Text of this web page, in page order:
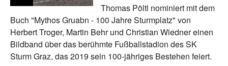
Thomas Pöltl nominiert mit dem
Buch "Mythos Gruabn - 100 Jahre Sturmplatz" von
Herbert Troger, Martin Behr und Christian Wiedner einen
Bildband über das berühmte Fußballstadion des SK
Sturm Graz, das 2019 sein 100-jähriges Bestehen feiert.